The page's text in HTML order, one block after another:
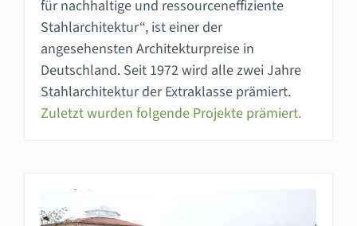
für nachhaltige und ressourceneffiziente
Stahlarchitektur“, ist einer der
angesehensten Architekturpreise in
Deutschland. Seit 1972 wird alle zwei Jahre
Stahlarchitektur der Extraklasse prämiert.
Zuletzt wurden folgende Projekte prämiert.